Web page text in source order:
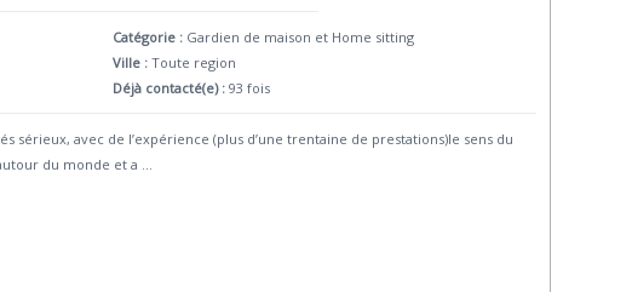
Catégorie : Gardien de maison et Home sitting
Ville :Toute region
Déjà contacté(e) : 93 fois
sérieux, avec de l’expérience (plus d’une trentaine de prestations)le sens du
du monde et a ...